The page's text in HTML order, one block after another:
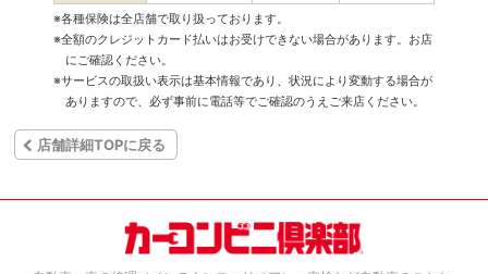
※各種保険は全店舗で取り扱っております。
※全額のクレジットカード払いはお受けできない場合があります。お店
にご確認ください。
※サービスの取扱い表示は基本情報であり、状況により変動する場合が
ありますので、必ず事前に電話等でご確認のうえご来店ください。
店舗詳細TOPに戻る